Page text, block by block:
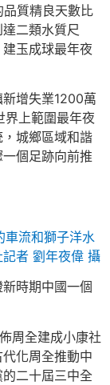
質精良天數比
二類水質尺
玉成球最年夜
增失業1200萬
界上範圍最年夜
城鄉區域和諧
個足跡向前推
流和獅子洋水
者 劉年夜偉 攝
時期中國一個
周全建成小康社
化周全推動中
二十屆三中全